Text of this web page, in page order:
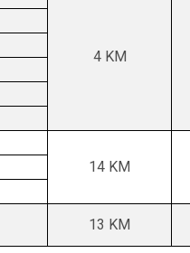
4 KM
14 KM
13 KM